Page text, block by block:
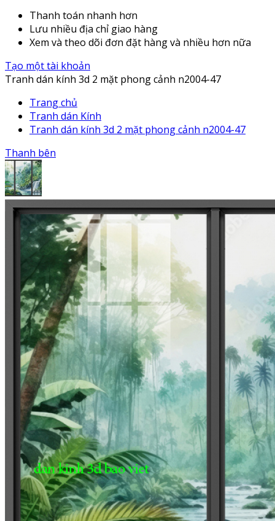
Thanh toán nhanh hơn
Lưu nhiều địa chỉ giao hàng
Xem và theo dõi đơn đặt hàng và nhiều hơn nữa
Tạo một tài khoản
Tranh dán kính 3d 2 mặt phong cảnh n2004-47
Trang chủ
Tranh dán Kính
Tranh dán kính 3d 2 mặt phong cảnh n2004-47
Thanh bên